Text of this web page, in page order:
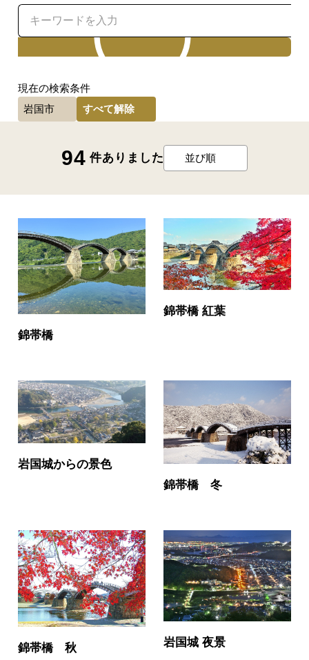
現在の検索条件
岩国市
すべて解除
94 件ありました 並び順
錦帯橋
錦帯橋 紅葉
岩国城からの景色
錦帯橋 冬
錦帯橋 秋 岩国城 夜景